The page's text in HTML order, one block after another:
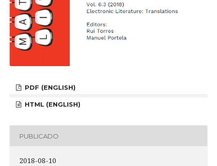
PDF (ENGLISH)
HTML (ENGLISH)
PUBLICADO
2018-08-10